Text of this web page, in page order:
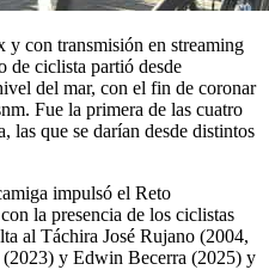
con transmisión en streaming
de ciclista partió desde
del mar, con el fin de coronar
Fue la primera de las cuatro
las que se darían desde distintos
impulsó el Reto
la presencia de los ciclistas
al Táchira José Rujano (2004,
y Edwin Becerra (2025) y